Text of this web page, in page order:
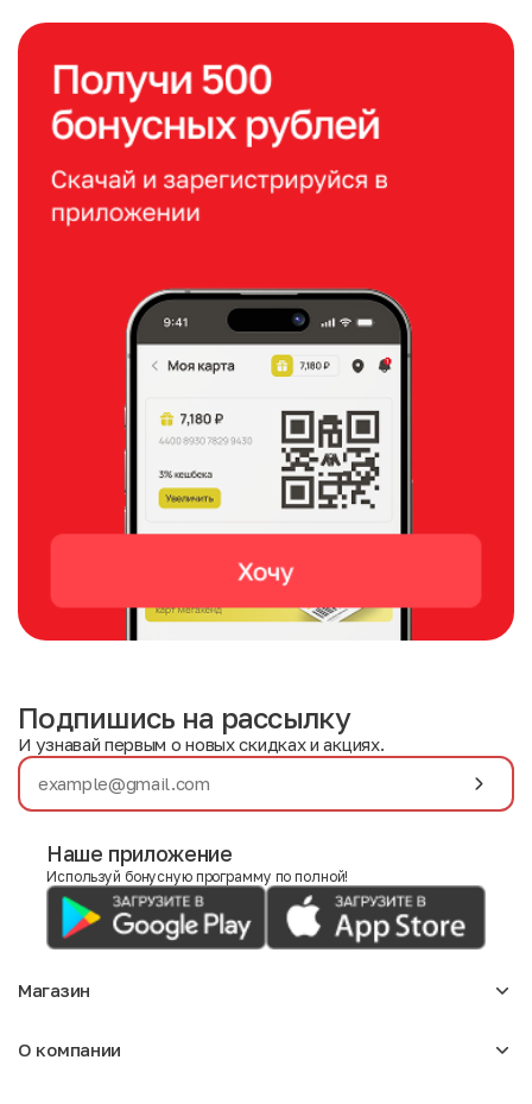
Подпишись на рассылку
И узнавай первым о новых скидках и акциях.
Наше приложение
Используй бонусную программу по полной!
Магазин
Для девочек
О компании